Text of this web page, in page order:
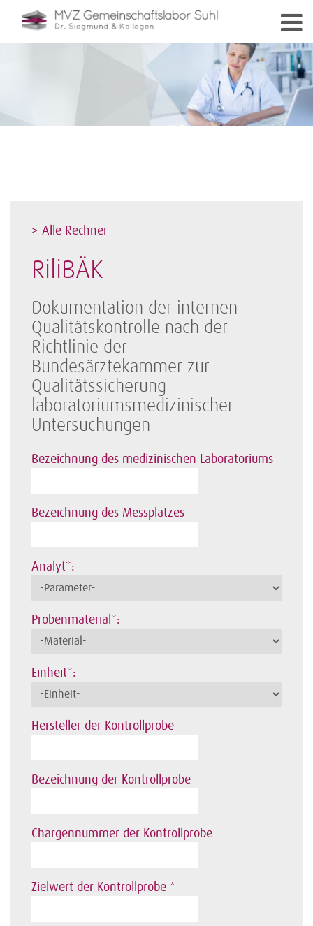
> Alle Rechner
RiliBÄK
Dokumentation der internen
Qualitätskontrolle nach der
Richtlinie der
Bundesärztekammer zur
Qualitätssicherung
laboratoriumsmedizinischer
Untersuchungen
Bezeichnung des medizinischen Laboratoriums
Bezeichnung des Messplatzes
Analyt*:
Probenmaterial*:
Einheit*:
Hersteller der Kontrollprobe
Bezeichnung der Kontrollprobe
Chargennummer der Kontrollprobe
Zielwert der Kontrollprobe *